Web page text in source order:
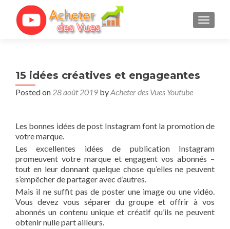
15 idées créatives et engageantes
Posted on 28 août 2019 byAcheter des Vues Youtube
Les bonnes idées de post Instagram font la promotion de
votre marque.
Les excellentes idées de publication Instagram
promeuvent votre marque et engagent vos abonnés –
tout en leur donnant quelque chose qu’elles ne peuvent
s’empêcher de partager avec d’autres.
Mais il ne suffit pas de poster une image ou une vidéo.
Vous devez vous séparer du groupe et offrir à vos
abonnés un contenu unique et créatif qu’ils ne peuvent
obtenir nulle part ailleurs.